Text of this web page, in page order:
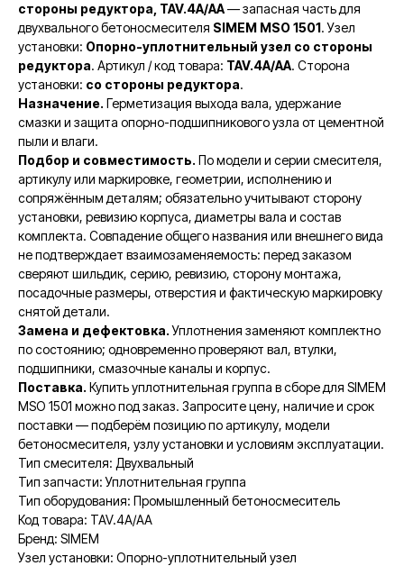
стороны редуктора, TAV.4A/AA— запасная часть для
двухвального бетоносмесителя SIMEM MSO 1501. Узел
установки: Опорно-уплотнительный узел со стороны
редуктора. Артикул / код товара: TAV.4A/AA. Сторона
установки: со стороны редуктора.
Назначение. Герметизация выхода вала, удержание
смазки и защита опорно-подшипникового узла от цементной
пыли и влаги.
Подбор и совместимость. По модели и серии смесителя,
артикулу или маркировке, геометрии, исполнению и
сопряжённым деталям; обязательно учитывают сторону
установки, ревизию корпуса, диаметры вала и состав
комплекта. Совпадение общего названия или внешнего вида
не подтверждает взаимозаменяемость: перед заказом
сверяют шильдик, серию, ревизию, сторону монтажа,
посадочные размеры, отверстия и фактическую маркировку
снятой детали.
Замена и дефектовка.Уплотнения заменяют комплектно
по состоянию; одновременно проверяют вал, втулки,
подшипники, смазочные каналы и корпус.
Поставка. Купить уплотнительная группа в сборе для SIMEM
MSO 1501 можно под заказ. Запросите цену, наличие и срок
поставки — подберём позицию по артикулу, модели
бетоносмесителя, узлу установки и условиям эксплуатации.
Тип смесителя: Двухвальный
Тип запчасти: Уплотнительная группа
Тип оборудования: Промышленный бетоносмеситель
Код товара: TAV.4A/AA
Бренд: SIMEM
Узел установки: Опорно-уплотнительный узел